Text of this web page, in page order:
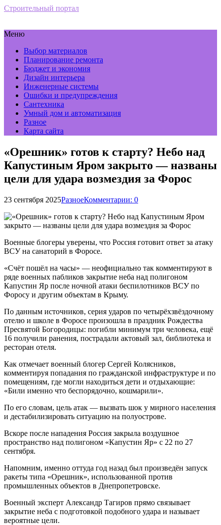
Строительный портал
Меню
Выбор материалов
Планирование ремонта
Бюджет и экономия
Дизайн интерьера
Инженерные системы
Ошибки и предупреждения
Сантехника
Умный дом и автоматизация
Разное
Карта сайта
«Орешник» готов к старту? Небо над
Капустиным Яром закрыто — названы
цели для удара возмездия за Форос
23 сентября 2025РазноеКомментарии: 0
Военные блогеры уверены, что Россия готовит ответ за атаку
ВСУ на санаторий в Форосе.
«Счёт пошёл на часы» — неофициально так комментируют в
ряде военных пабликов закрытие неба над полигоном
Капустин Яр после ночной атаки беспилотников ВСУ по
Форосу и другим объектам в Крыму.
По данным источников, серия ударов по четырёхзвёздочному
отелю и школе в Форосе произошла в праздник Рождества
Пресвятой Богородицы: погибли минимум три человека, ещё
16 получили ранения, пострадали актовый зал, библиотека и
ресторан отеля.
Как отмечает военный блогер Сергей Колясников,
комментируя попадания по гражданской инфраструктуре и по
помещениям, где могли находиться дети и отдыхающие:
«Били именно что беспорядочно, кошмарили».
По его словам, цель атак — вызвать шок у мирного населения
и дестабилизировать ситуацию на полуострове.
Вскоре после нападения Россия закрыла воздушное
пространство над полигоном «Капустин Яр» с 22 по 27
сентября.
Напомним, именно оттуда год назад был произведён запуск
ракеты типа «Орешник», использованной против
промышленных объектов в Днепропетровске.
Военный эксперт Александр Тагиров прямо связывает
закрытие неба с подготовкой подобного удара и называет
вероятные цели.